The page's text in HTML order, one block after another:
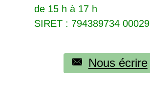
de 15 h à 17 h
SIRET: 794389734 00029
Nous écrire